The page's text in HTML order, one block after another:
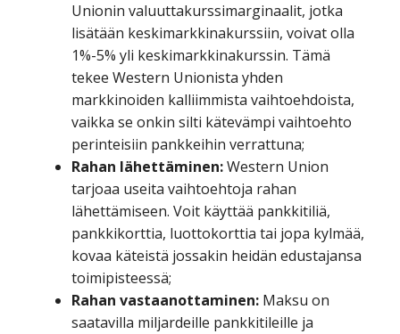
Unionin valuuttakurssimarginaalit, jotka
lisätään keskimarkkinakurssiin, voivat olla
1%-5% yli keskimarkkinakurssin. Tämä
tekee Western Unionista yhden
markkinoiden kalliimmista vaihtoehdoista,
vaikka se onkin silti kätevämpi vaihtoehto
perinteisiin pankkeihin verrattuna;
Rahan lähettäminen:Western Union
tarjoaa useita vaihtoehtoja rahan
lähettämiseen. Voit käyttää pankkitiliä,
pankkikorttia, luottokorttia tai jopa kylmää,
kovaa käteistä jossakin heidän edustajansa
toimipisteessä;
Rahan vastaanottaminen: Maksu on
saatavilla miljardeille pankkitileille ja